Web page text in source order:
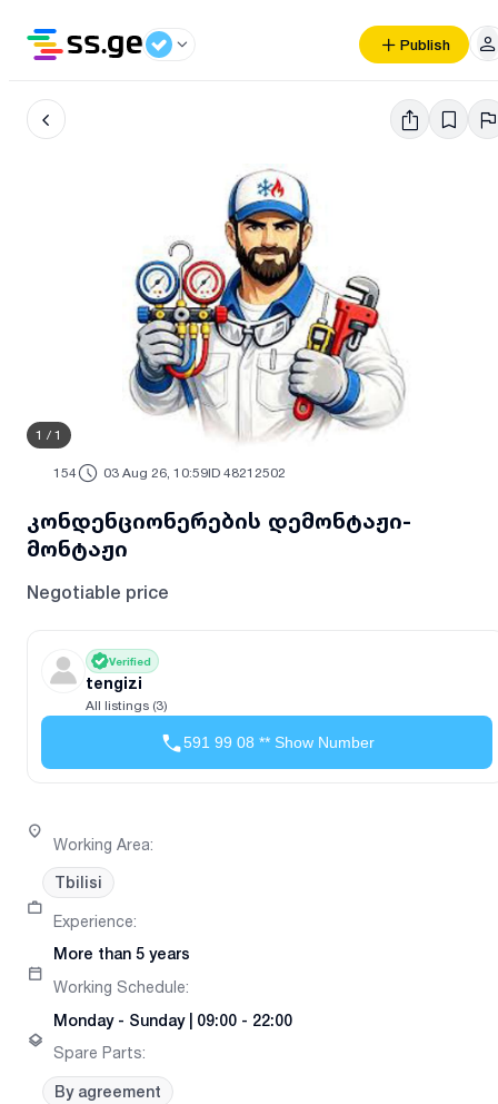
Publish
1 / 1
154 03 Aug 26, 10:59ID 48212502
კონდენციონერების დემონტაჟი-
მონტაჟი
Negotiable price
Verified
tengizi
All listings (3)
591 99 08 ** Show Number
Working Area:
Tbilisi
Experience:
More than 5 years
Working Schedule:
Monday- Sunday| 09:00 - 22:00
Spare Parts:
By agreement